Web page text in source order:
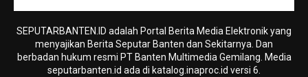
SEPUTARBANTEN.ID adalah Portal Berita Media Elektronik yang
menyajikan Berita Seputar Banten dan Sekitarnya. Dan
berbadan hukum resmi PT Banten Multimedia Gemilang. Media
seputarbanten.id ada di katalog.inaproc.id versi 6.